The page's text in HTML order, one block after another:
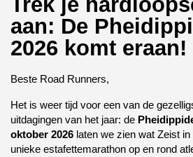
aan: De
2026 komt eraan!
Beste Road Runners,
Het is weer tijd voor een van de
uitdagingen van het jaar: de
oktober 2026 laten we zien wat Zeist in
unieke estafettemarathon op en rond